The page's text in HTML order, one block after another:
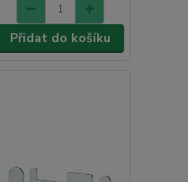
Přidat do košíku